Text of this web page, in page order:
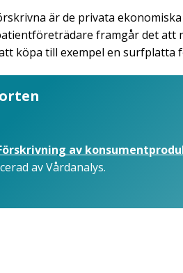
är de privata
framgår det att
köpa till exempel en
av
av Vårdanalys.